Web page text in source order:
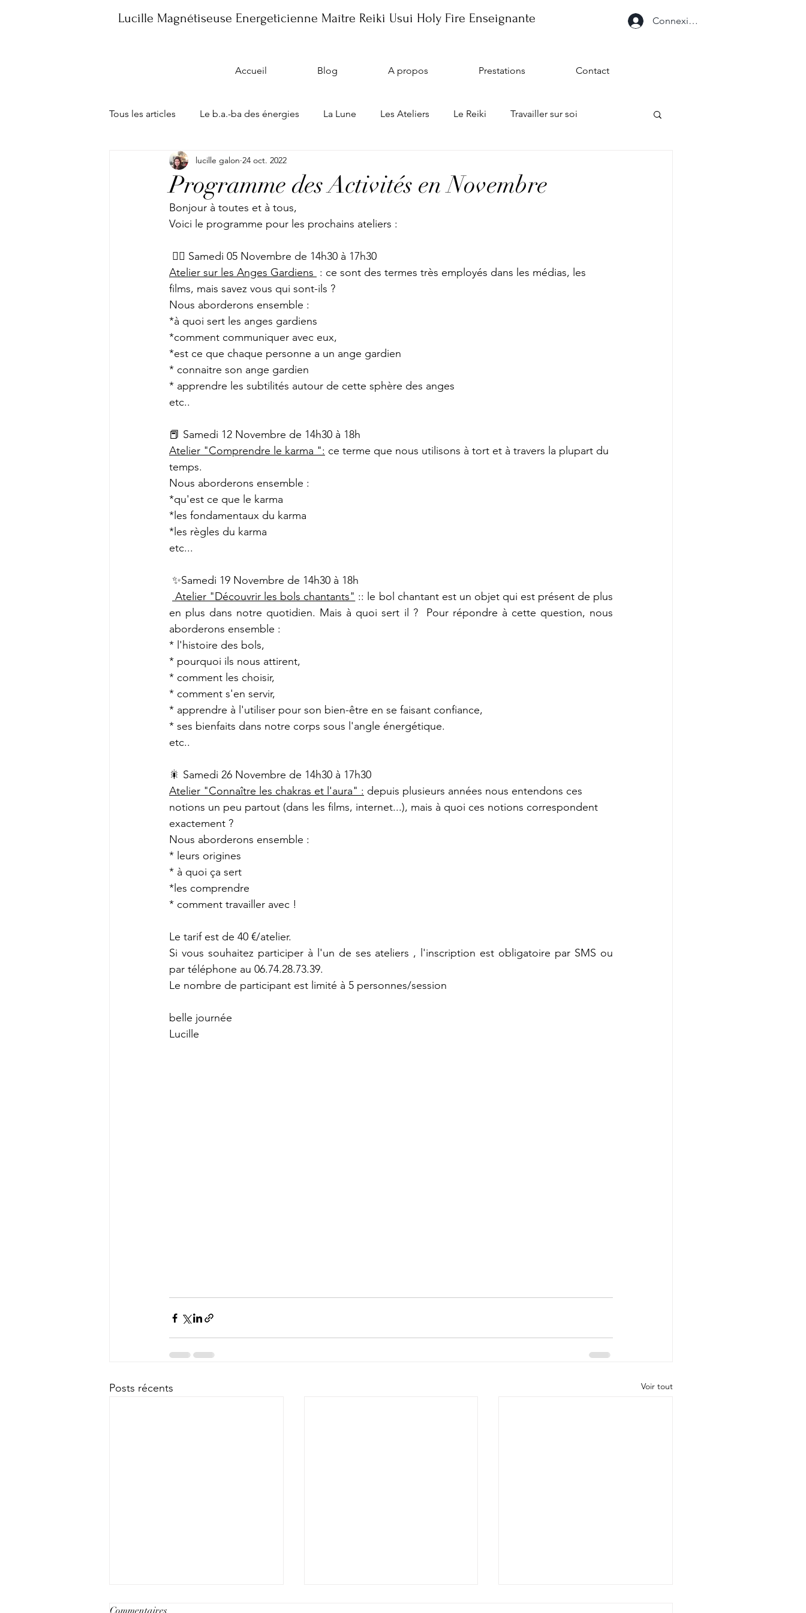
Lucille Magnétiseuse Energeticienne Maître Reiki Usui Holy Fire Enseignante Connexion
Accueil Blog A propos Prestations Contact
Tous les articles Le b.a.-ba des énergies La Lune Les Ateliers Le Reiki Travailler sur soi
Les consultations Ma Boutique
Programme des Activités en Novembre
lucille galon 24 oct. 2022
Bonjour à toutes et à tous,
Voici le programme pour les prochains ateliers :
🧚‍♀️ Samedi 05 Novembre de 14h30 à 17h30
Atelier sur les Anges Gardiens : ce sont des termes très employés dans les médias, les
films, mais savez vous qui sont-ils ?
Nous aborderons ensemble :
*à quoi sert les anges gardiens
*comment communiquer avec eux,
*est ce que chaque personne a un ange gardien
* connaitre son ange gardien
* apprendre les subtilités autour de cette sphère des anges
etc..
📕 Samedi 12 Novembre de 14h30 à 18h
Atelier "Comprendre le karma ": ce terme que nous utilisons à tort et à travers la plupart du
temps.
Nous aborderons ensemble :
*qu'est ce que le karma
*les fondamentaux du karma
*les règles du karma
etc...
✨Samedi 19 Novembre de 14h30 à 18h
Atelier "Découvrir les bols chantants" :: le bol chantant est un objet qui est présent de plus
en plus dans notre quotidien. Mais à quoi sert il ?  Pour répondre à cette question, nous
aborderons ensemble :
* l'histoire des bols,
* pourquoi ils nous attirent,
* comment les choisir,
* comment s'en servir,
* apprendre à l'utiliser pour son bien-être en se faisant confiance,
* ses bienfaits dans notre corps sous l'angle énergétique.
etc..
🎇 Samedi 26 Novembre de 14h30 à 17h30
Atelier "Connaître les chakras et l'aura" : depuis plusieurs années nous entendons ces
notions un peu partout (dans les films, internet...), mais à quoi ces notions correspondent
exactement ?
Nous aborderons ensemble :
* leurs origines
* à quoi ça sert
*les comprendre
* comment travailler avec !
Le tarif est de 40 €/atelier.
Si vous souhaitez participer à l'un de ses ateliers , l'inscription est obligatoire par SMS ou
par téléphone au 06.74.28.73.39.
Le nombre de participant est limité à 5 personnes/session
belle journée
Lucille
Posts récents Voir tout
Commentaires